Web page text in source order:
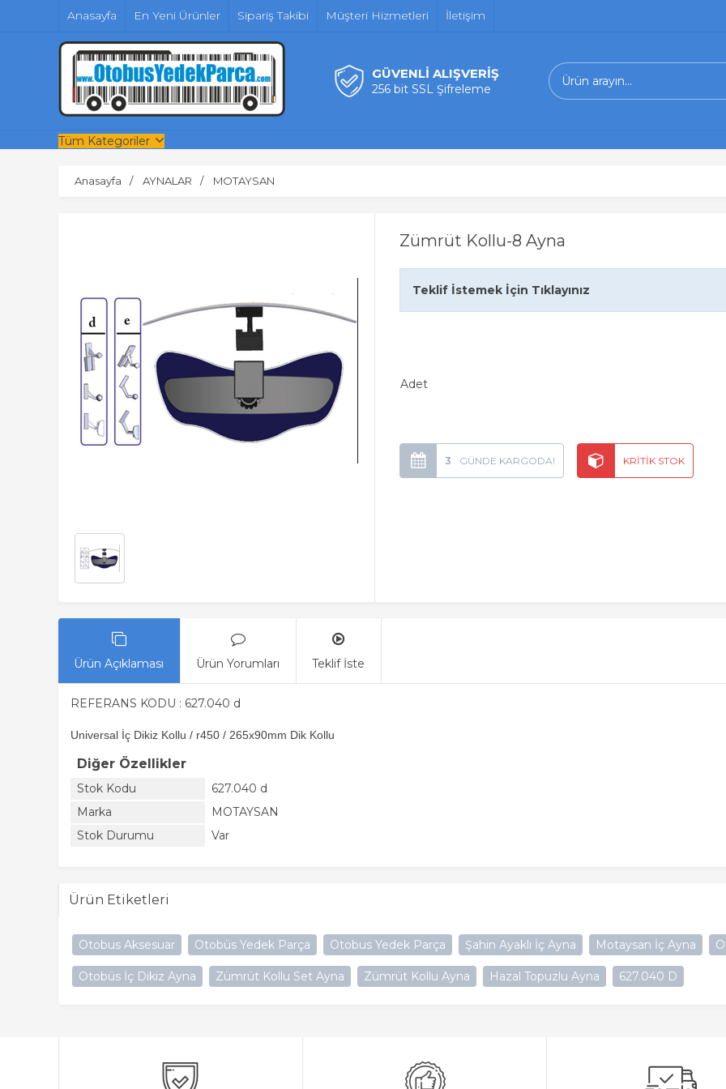
Anasayfa En Yeni Ürünler Sipariş Takibi Müşteri Hizmetleri İletişim
GÜVENLİ ALIŞVERİŞ
256 bit SSL Şifreleme
Tüm Kategoriler
Anasayfa AYNALAR MOTAYSAN
Zümrüt Kollu-8 Ayna
Teklif İstemek İçin Tıklayınız
Adet
3
Ürün Açıklaması Ürün Yorumları Teklif İste
REFERANS KODU : 627.040 d
Universal İç Dikiz Kollu / r450 / 265x90mm Dik Kollu
Diğer Özellikler
Stok Kodu
627.040 d
Marka
MOTAYSAN
Stok Durumu
Var
Ürün Etiketleri
Otobus Aksesuar Otobüs Yedek Parça Otobus Yedek Parça Şahin Ayaklı İç Ayna Motaysan İç Ayna
Otobüs İç Dikiz Ayna Zümrüt Kollu Set Ayna Zümrüt Kollu Ayna Hazal Topuzlu Ayna 627.040 D